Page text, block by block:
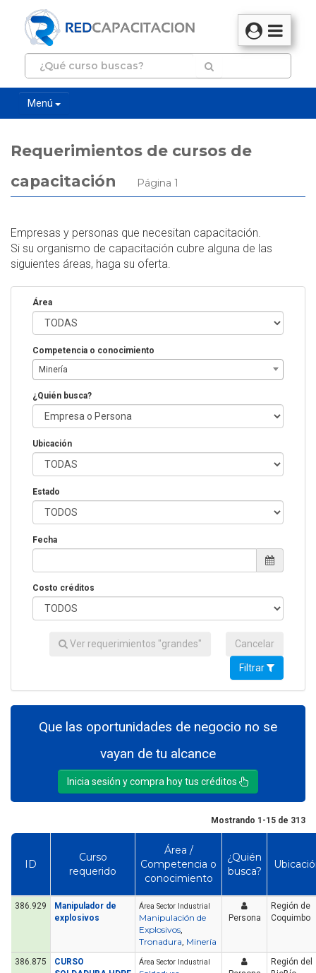
Menú
Requerimientos de cursos de
capacitación
Página 1
Empresas y personas que necesitan capacitación.
Si su organismo de capacitación cubre alguna de las
siguientes áreas, haga su oferta.
Área
Competencia o conocimiento
Minería
¿Quién busca?
Ubicación
Estado
Fecha
Costo créditos
Ver requerimientos "grandes" Cancelar
Filtrar
Que las oportunidades de negocio no se
vayan de tu alcance
Inicia sesión y compra hoy tus créditos
Mostrando 1-15 de 313
ID
Curso
requerido
Área /
Competencia o
conocimiento
¿Quién
busca?
386.929
Manipulador de
explosivos
Área Sector Industrial
Manipulación de
Explosivos,
Tronadura, Minería
Persona
Región de
Coquimbo
386.875
CURSO
Área Sector Industrial
Región del